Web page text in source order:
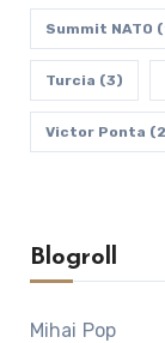
Summit NATO
Turcia (3)
Victor Ponta
Blogroll
Mihai Pop